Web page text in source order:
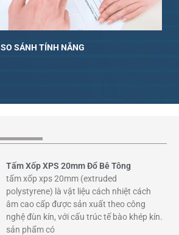
SO SÁNH TÍNH NẮNG
Tấm Xốp XPS 20mm Đổ Bê Tông
tấm xốp xps 20mm (extruded
polystyrene) là vật liệu cách nhiệt cách
âm cao cấp được sản xuất theo công
nghệ đùn kín, với cấu trúc tế bào khép kín.
sản phẩm có